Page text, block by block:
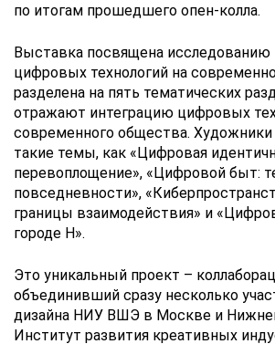
по итогам прошедшего опен-колла.
Выставка посвящена исследованию
цифровых технологий на
разделена на пять тематических
отражают интеграцию цифровых
современного общества.
такие темы, как «Цифровая
перевоплощение», «Цифровой быт:
повседневности»,
границы взаимодействия» и
городе Н».
Это уникальный проект –
объединивший сразу несколько
дизайна НИУ ВШЭ в Москве и
Институт развития креативных